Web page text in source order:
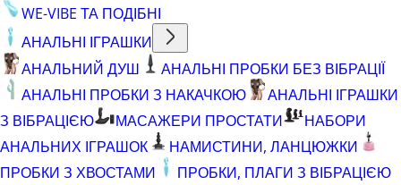
WE-VIBE ТА ПОДІБНІ
АНАЛЬНІ ІГРАШКИ
АНАЛЬНИЙ ДУШ
АНАЛЬНІ ПРОБКИ БЕЗ ВІБРАЦІЇ
АНАЛЬНІ ПРОБКИ З НАКАЧКОЮ
АНАЛЬНІ ІГРАШКИ
З ВІБРАЦІЄЮ
МАСАЖЕРИ ПРОСТАТИ
НАБОРИ
АНАЛЬНИХ ІГРАШОК
НАМИСТИНИ, ЛАНЦЮЖКИ
ПРОБКИ З ХВОСТАМИ
ПРОБКИ, ПЛАГИ З ВІБРАЦІЄЮ